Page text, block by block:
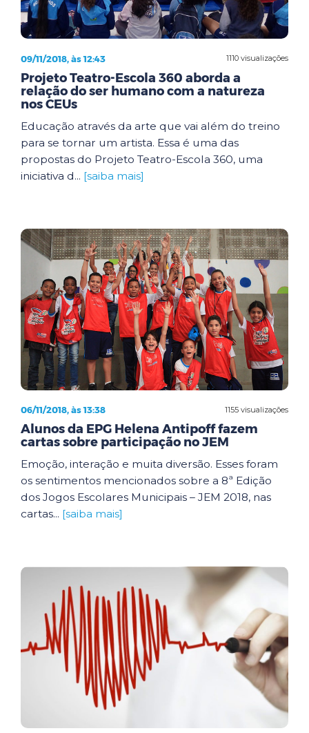
1110 visualizações
09/11/2018, às 12:43
Projeto Teatro-Escola 360 aborda a
relação do ser humano com a natureza
nos CEUs
Educação através da arte que vai além do treino
para se tornar um artista. Essa é uma das
propostas do Projeto Teatro-Escola 360, uma
iniciativa d... [saiba mais]
1155 visualizações
06/11/2018, às 13:38
Alunos da EPG Helena Antipoff fazem
cartas sobre participação no JEM
Emoção, interação e muita diversão. Esses foram
os sentimentos mencionados sobre a 8ª Edição
dos Jogos Escolares Municipais – JEM 2018, nas
cartas... [saiba mais]